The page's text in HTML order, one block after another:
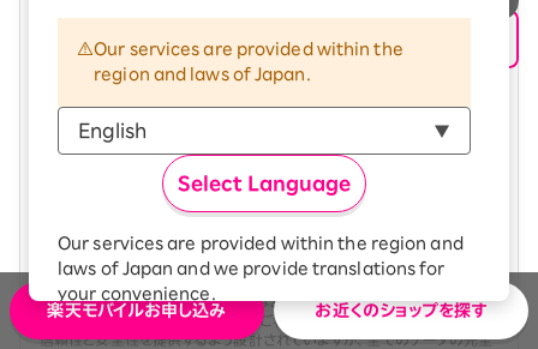
Our services are provided within the
region and laws of Japan.
Select Language
Our services are provided within the region and
laws of Japan and we provide translations for
your convenience.
The Japanese version of our websites and
applications, in which include Rakuten
料金プランの詳細を見る
料金シミュレーションをする
※製品代、オプション料は別費用 *1 混雑時など公平なサービス提供のた
め速度制御する場合あり *2 別途有料作品等あり。 *3 期間限定ポイント。
部対象外番号あり。国内通話のみ。各種サービスには使用条件等あり *5
一部対象外番号あり。Rakuten Linkアプリ未使用時30秒22円 *6 通話
料等別。2GB超過後は最大128kbps。
合あり *7 毎月の獲得上限ポイントは2,000ポイント。期間限定ポイント。
SPUの詳細はこちら *8 サービスのご利用には別途通信料が発生。高い
信頼性と安全性を提供するよう設計されていますが、全てのデータの完全
楽天モバイルお申し込み お近くのショップを探す